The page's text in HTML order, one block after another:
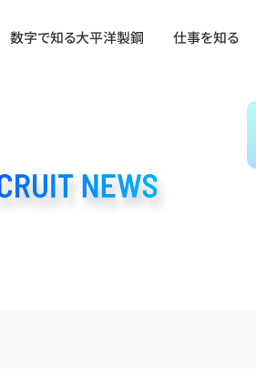
数字で知る大平洋製鋼 仕事を知る